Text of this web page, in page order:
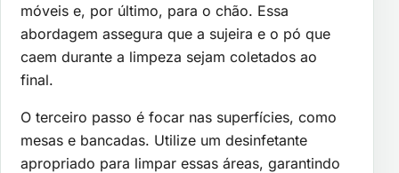
móveis e, por último, para o chão. Essa
abordagem assegura que a sujeira e o pó que
caem durante a limpeza sejam coletados ao
final.
O terceiro passo é focar nas superfícies, como
mesas e bancadas. Utilize um desinfetante
apropriado para limpar essas áreas, garantindo